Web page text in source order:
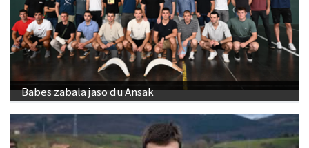
Babes zabala jaso du Ansak